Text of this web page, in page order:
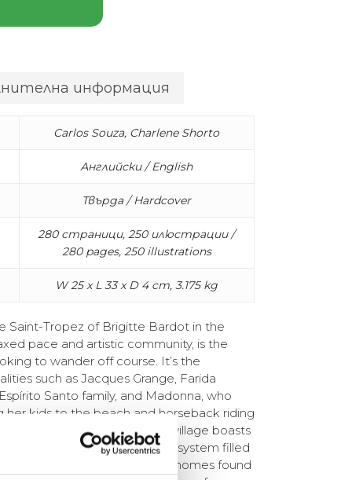
информация
Carlos Souza, Charlene Shorto
Английски / English
Твърда / Hardcover
280 страници, 250 илюстрации /
280 pages, 250 illustrations
W 25 x L 33 x D 4 cm, 3.175 kg
Saint-Tropez of Brigitte Bardot in the
pace and artistic community, is the
to wander off course. It’s the
such as Jacques Grange, Farida
Santo family, and Madonna, who
her kids to the beach and horseback riding
on weekends. This fishing village boasts
of rice paddies, and an ecosystem filled
backdrop for the striking homes found